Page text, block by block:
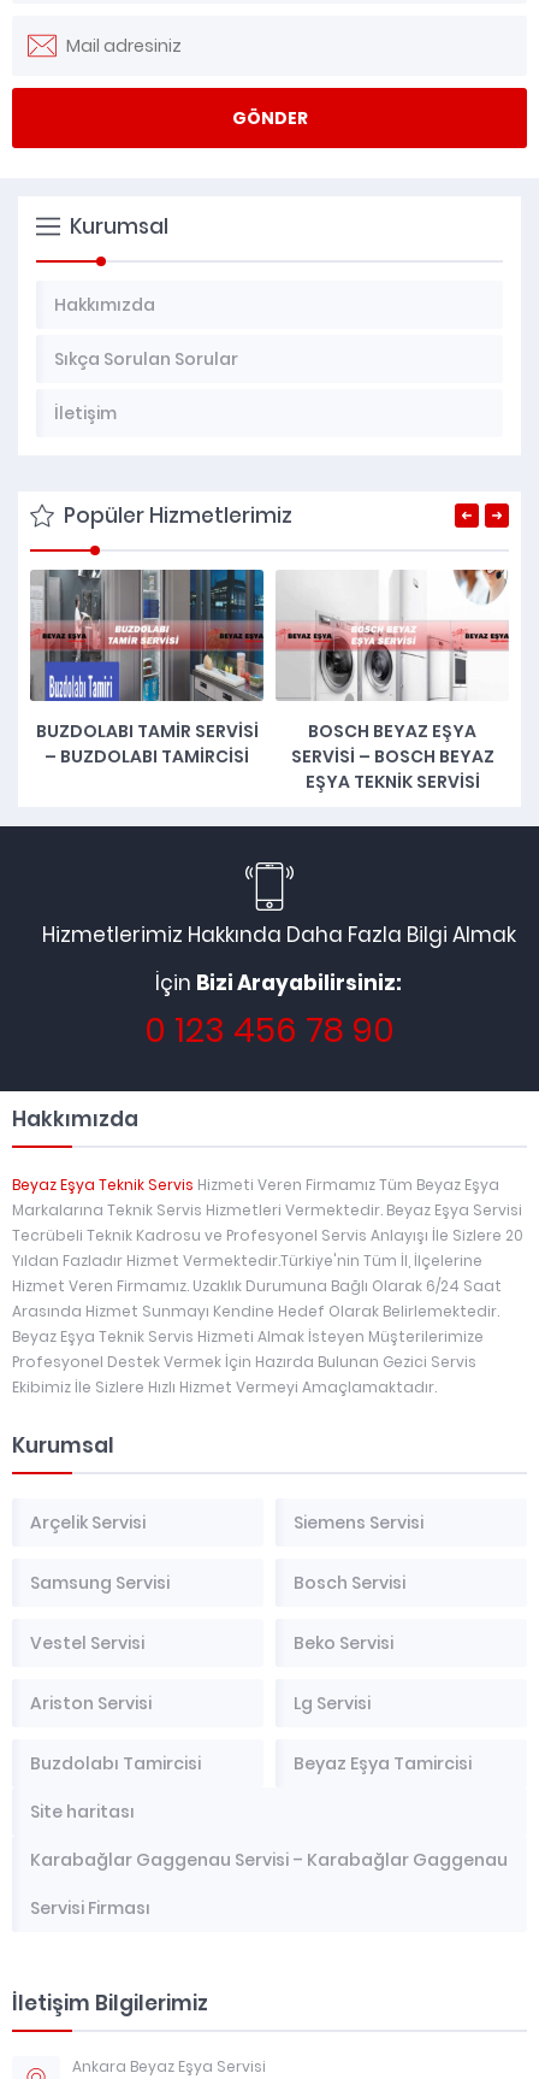
Kurumsal
Hakkımızda
Sıkça Sorulan Sorular
İletişim
Popüler Hizmetlerimiz
BUZDOLABI TAMIR SERVISI
– BUZDOLABI TAMIRCISI
BOSCH BEYAZ EŞYA
SERVISI – BOSCH BEYAZ
EŞYA TEKNIK SERVISI
Hizmetlerimiz Hakkında Daha Fazla Bilgi Almak
İçin Bizi Arayabilirsiniz:
0 123 456 78 90
Hakkımızda
Beyaz Eşya Teknik Servis Hizmeti Veren Firmamız Tüm Beyaz Eşya
Markalarına Teknik Servis Hizmetleri Vermektedir. Beyaz Eşya Servisi
Tecrübeli Teknik Kadrosu ve Profesyonel Servis Anlayışı İle Sizlere 20
Yıldan Fazladır Hizmet Vermektedir.Türkiye'nin Tüm İl, İlçelerine
Hizmet Veren Firmamız. Uzaklık Durumuna Bağlı Olarak 6/24 Saat
Arasında Hizmet Sunmayı Kendine Hedef Olarak Belirlemektedir.
Beyaz Eşya Teknik Servis Hizmeti Almak İsteyen Müşterilerimize
Profesyonel Destek Vermek İçin Hazırda Bulunan Gezici Servis
Ekibimiz İle Sizlere Hızlı Hizmet Vermeyi Amaçlamaktadır.
Kurumsal
Arçelik Servisi Siemens Servisi
Samsung Servisi Bosch Servisi
Vestel Servisi Beko Servisi
Ariston Servisi Lg Servisi
Buzdolabı Tamircisi
Beyaz Eşya Tamircisi
Site haritası
Karabağlar Gaggenau Servisi – Karabağlar Gaggenau
Servisi Firması
İletişim Bilgilerimiz
Ankara Beyaz Eşya Servisi